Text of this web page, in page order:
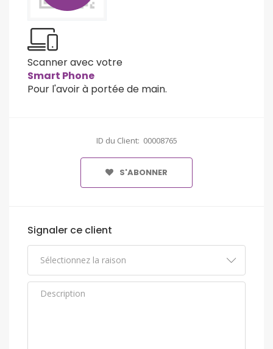
Scanner avec votre
Smart Phone
Pour l'avoir à portée de main.
ID du Client: 00008765
S'ABONNER
Signaler ce client